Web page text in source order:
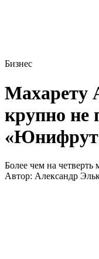
Бизнес
Махарету
крупно не
Более чем на четверть
Автор: Александр